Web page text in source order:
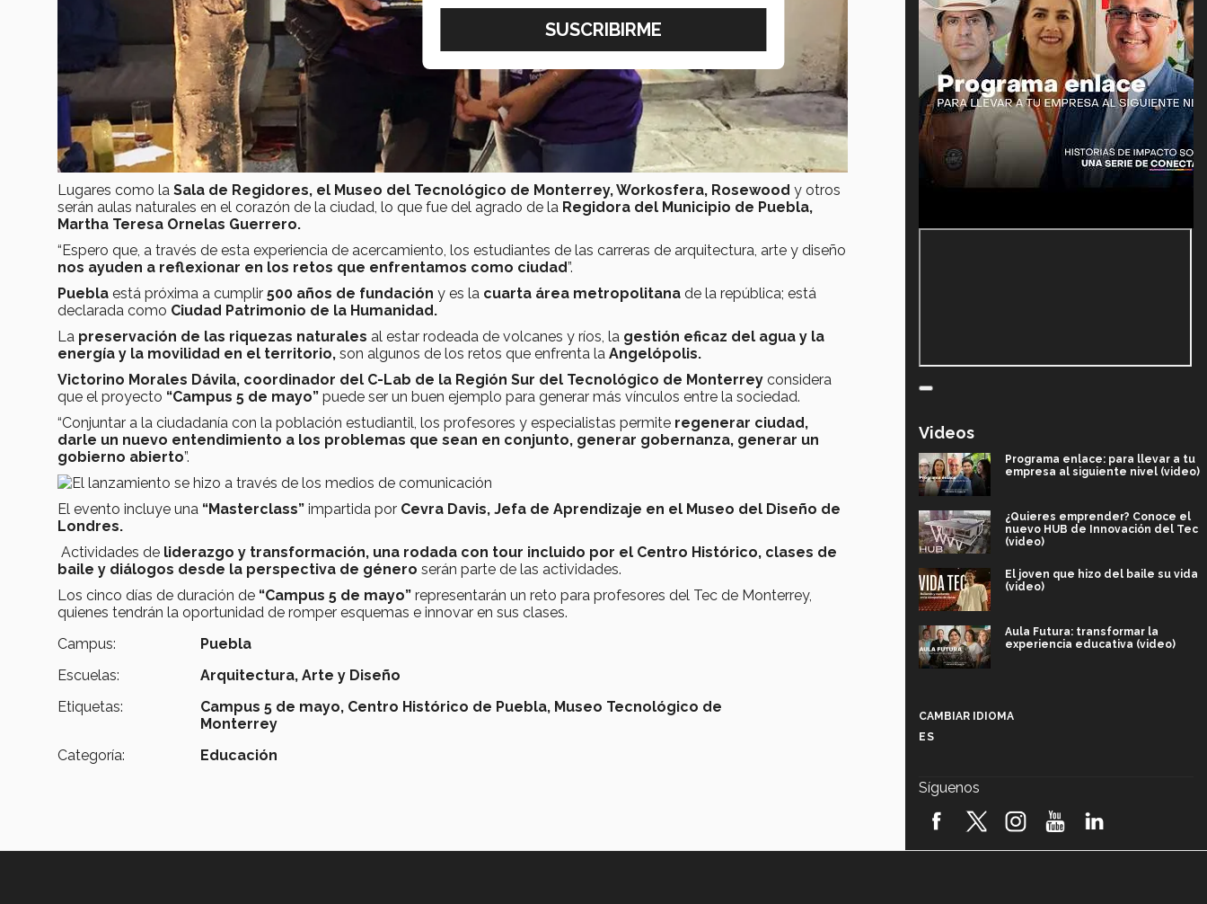
Lugares como la Sala de Regidores, el Museo del Tecnológico de Monterrey, Workosfera, Rosewood y otros
serán aulas naturales en el corazón de la ciudad, lo que fue del agrado de la Regidora del Municipio de Puebla,
Martha Teresa Ornelas Guerrero.
“Espero que, a través de esta experiencia de acercamiento, los estudiantes de las carreras de arquitectura, arte y diseño
nos ayuden a reflexionar en los retos que enfrentamos como ciudad”.
Puebla está próxima a cumplir 500 años de fundación y es la cuarta área metropolitana de la república; está
declarada como Ciudad Patrimonio de la Humanidad.
La preservación de las riquezas naturales al estar rodeada de volcanes y ríos, la gestión eficaz del agua y la
energía y la movilidad en el territorio, son algunos de los retos que enfrenta la Angelópolis.
Victorino Morales Dávila, coordinador del C-Lab de la Región Sur del Tecnológico de Monterrey considera
que el proyecto “Campus 5 de mayo” puede ser un buen ejemplo para generar más vínculos entre la sociedad.
“Conjuntar a la ciudadanía con la población estudiantil, los profesores y especialistas permite regenerar ciudad,
darle un nuevo entendimiento a los problemas que sean en conjunto, generar gobernanza, generar un
gobierno abierto”.
El evento incluye una “Masterclass” impartida por Cevra Davis, Jefa de Aprendizaje en el Museo del Diseño de
Londres.
Actividades de liderazgo y transformación, una rodada con tour incluido por el Centro Histórico, clases de
baile y diálogos desde la perspectiva de género serán parte de las actividades.
Los cinco días de duración de “Campus 5 de mayo” representarán un reto para profesores del Tec de Monterrey,
quienes tendrán la oportunidad de romper esquemas e innovar en sus clases.
Campus:
Puebla
Escuelas:
Arquitectura, Arte y Diseño
Etiquetas:
Campus 5 de mayo, Centro Histórico de Puebla, Museo Tecnológico de
Monterrey
Categoría:
Educación
Videos
Programa enlace: para llevar a tu
empresa al siguiente nivel (video)
¿Quieres emprender? Conoce el
nuevo HUB de Innovación del Tec
(video)
El joven que hizo del baile su vida
(video)
Aula Futura: transformar la
experiencia educativa (video)
robótica FIRST 2026! (video)
CAMBIAR IDIOMA
ES
Síguenos